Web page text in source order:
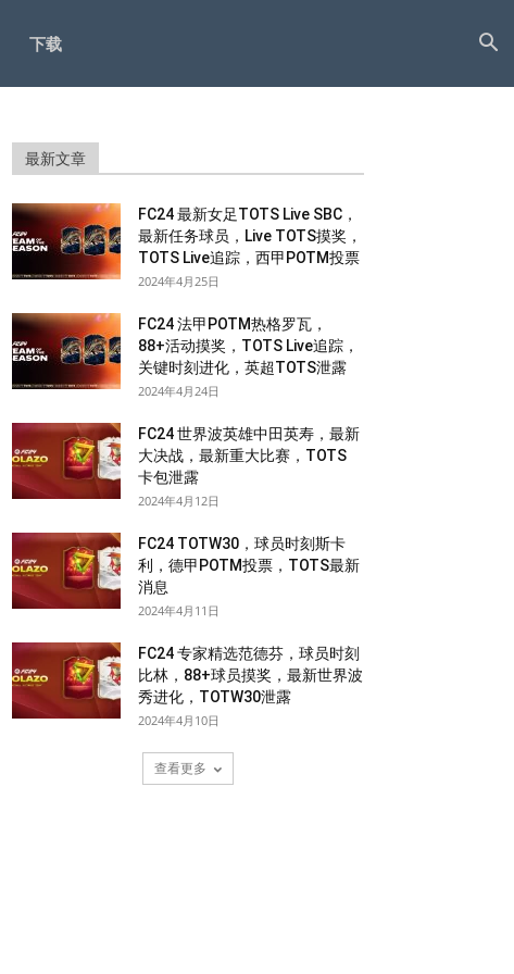
下载
最新文章
FC24 最新女足TOTS Live SBC，
最新任务球员，Live TOTS摸奖，
TOTS Live追踪，西甲POTM投票
2024年4月25日
FC24 法甲POTM热格罗瓦，
88+活动摸奖，TOTS Live追踪，
关键时刻进化，英超TOTS泄露
2024年4月24日
FC24 世界波英雄中田英寿，最新
大决战，最新重大比赛，TOTS
卡包泄露
2024年4月12日
FC24 TOTW30，球员时刻斯卡
利，德甲POTM投票，TOTS最新
消息
2024年4月11日
FC24 专家精选范德芬，球员时刻
比林，88+球员摸奖，最新世界波
秀进化，TOTW30泄露
2024年4月10日
查看更多